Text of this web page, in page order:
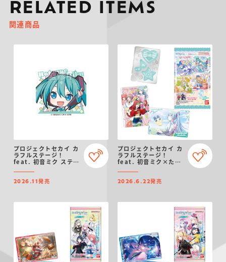
RELATED ITEMS
関連商品
プロジェクトセカイ カ
ラフルステージ！
feat. 初音ミク ステッ
2026.11発売
プロジェクトセカイ カ
ラフルステージ！
feat. 初音ミク×たま
2026.6.22発売